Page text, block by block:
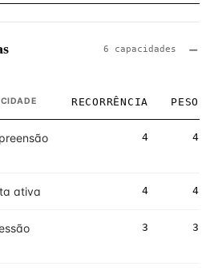
6 capacidades
RECORRÊNCIA PESO
4 4
ativa 4 4
3 3